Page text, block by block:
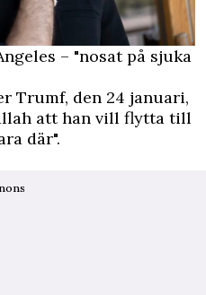
– "nosat på sjuka
Trumf, den 24 januari,
att han vill flytta till
där".